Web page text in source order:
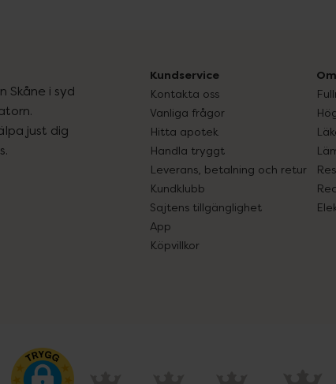
Skåne i syd
just dig
Kundservice
Kontakta oss
Vanliga frågor
Hitta apotek
Handla tryggt
Leverans, betalning och retur
Kundklubb
Sajtens tillgänglighet
App
Köpvillkor